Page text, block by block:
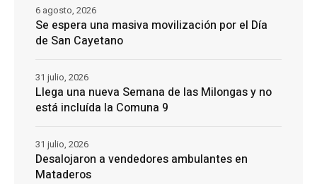
Se espera una masiva movilización por el Día
de San Cayetano
6 agosto, 2026
Llega una nueva Semana de las Milongas y no
está incluída la Comuna 9
31 julio, 2026
Desalojaron a vendedores ambulantes en
Mataderos
31 julio, 2026